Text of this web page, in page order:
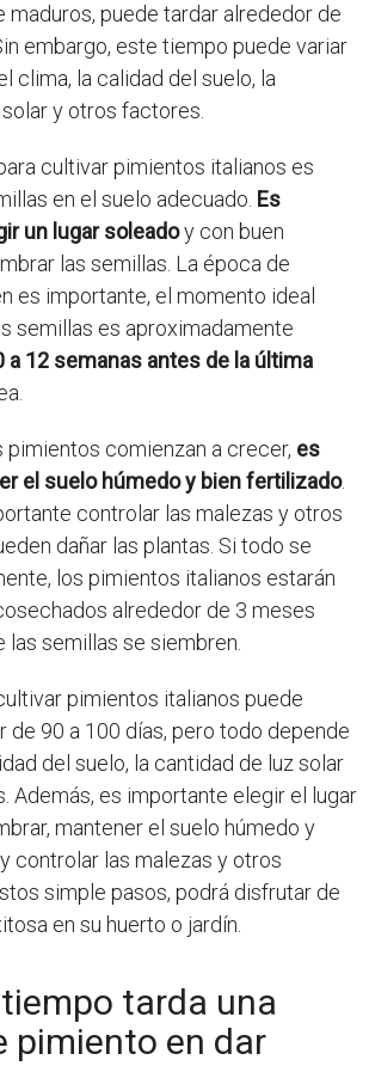
puede tardar alrededor de
embargo, este tiempo puede variar
clima, la calidad del suelo, la
y otros factores.
cultivar pimientos italianos es
en el suelo adecuado. Es
un lugar soleadoy con buen
las semillas. La época de
es importante, el momento ideal
semillas es aproximadamente
a 12 semanas antes de la última
pimientos comienzan a crecer, es
el suelo húmedo y bien fertilizado.
controlar las malezas y otros
dañar las plantas. Si todo se
los pimientos italianos estarán
alrededor de 3 meses
las semillas se siembren.
pimientos italianos puede
de 90 a 100 días, pero todo depende
del suelo, la cantidad de luz solar
Además, es importante elegir el lugar
mantener el suelo húmedo y
controlar las malezas y otros
simple pasos, podrá disfrutar de
en su huerto o jardín.
tarda una
pimiento en dar